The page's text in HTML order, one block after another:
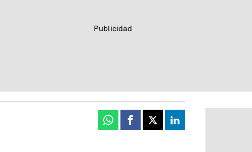
Whatsapp
Facebook
X Linkedin